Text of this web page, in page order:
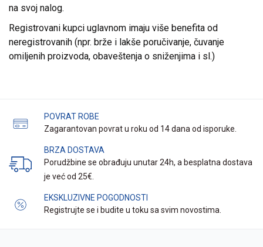
na svoj nalog.
Registrovani kupci uglavnom imaju više benefita od
neregistrovanih (npr. brže i lakše poručivanje, čuvanje
omiljenih proizvoda, obaveštenja o sniženjima i sl.)
POVRAT ROBE
Zagarantovan povrat u roku od 14 dana od isporuke.
BRZA DOSTAVA
Porudžbine se obrađuju unutar 24h, a besplatna dostava
je već od 25€.
EKSKLUZIVNE POGODNOSTI
Registrujte se i budite u toku sa svim novostima.